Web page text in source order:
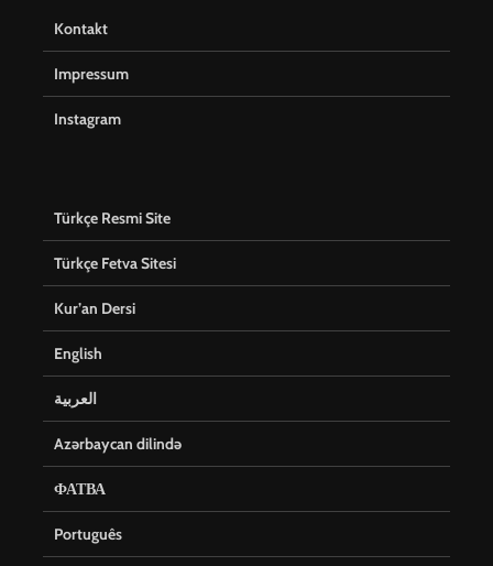
Kontakt
Impressum
Instagram
Türkçe Resmi Site
Türkçe Fetva Sitesi
Kur’an Dersi
English
العربية
Azərbaycan dilində
ФАТВА
Português